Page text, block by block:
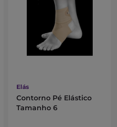
Elás
Contorno Pé Elástico
Tamanho 6